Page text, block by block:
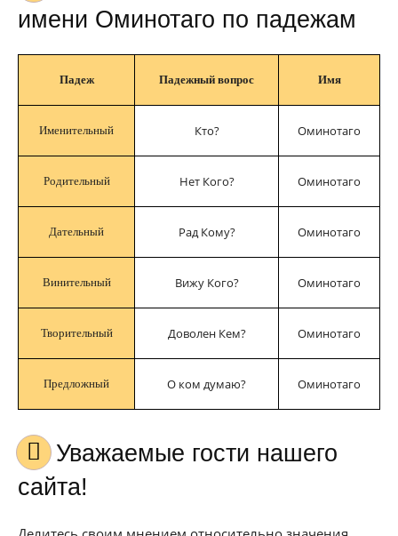
имени Оминотаго по падежам
Падеж Падежный вопрос Имя
Именительный Кто? Оминотаго
Родительный Нет Кого? Оминотаго
Дательный Рад Кому? Оминотаго
Винительный Вижу Кого? Оминотаго
Творительный Доволен Кем? Оминотаго
Предложный О ком думаю? Оминотаго
Уважаемые гости нашего
сайта!